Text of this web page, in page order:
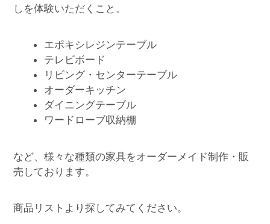
しを体験いただくこと。
エポキシレジンテーブル
テレビボード
リビング・センターテーブル
オーダーキッチン
ダイニングテーブル
ワードローブ収納棚
など、様々な種類の家具をオーダーメイド制作・販
売しております。
商品リストより探してみてください。